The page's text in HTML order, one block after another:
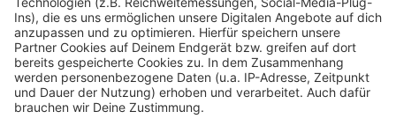
Schleudern gekommen ist. Viel Spaß beim Zuhören und
bitte nicht erschrecken, wenn dabei das Telefon
klingelt. Es muss ja nicht unbedingt Elvis Eifel dran
sein.
Anzeige